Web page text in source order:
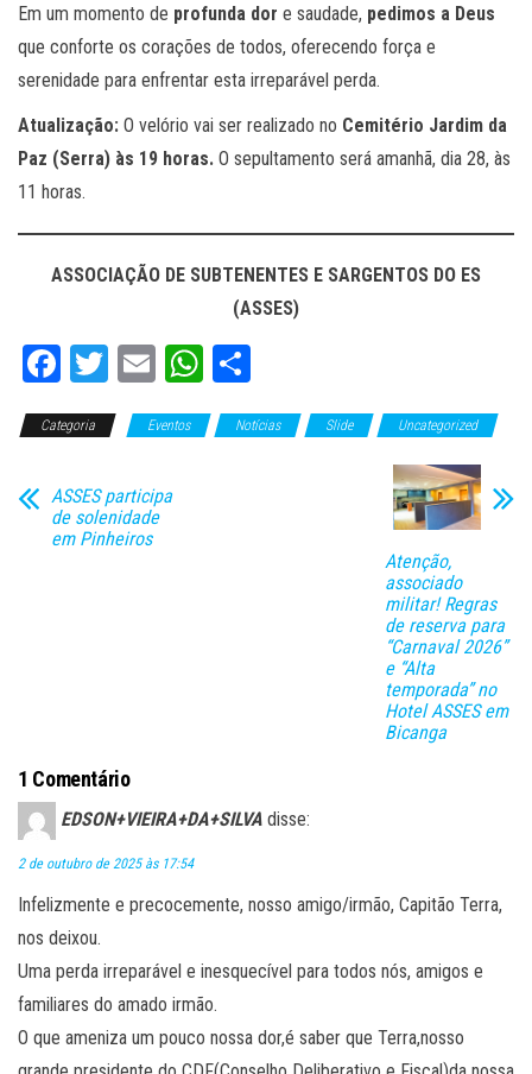
Em um momento de profunda dor e saudade, pedimos a Deus
que conforte os corações de todos, oferecendo força e
serenidade para enfrentar esta irreparável perda.
Atualização: O velório vai ser realizado no Cemitério Jardim da
Paz (Serra) às 19 horas. O sepultamento será amanhã, dia 28, às
11 horas.
ASSOCIAÇÃO DE SUBTENENTES E SARGENTOS DO ES
(ASSES)
Fa
bo
ok
T
tt
E
ail
W
ts m
Categoria Eventos Notícias Slide Uncategorized
ASSES participa
de solenidade
em Pinheiros
Atenção,
associado
militar! Regras
de reserva para
“Carnaval 2026”
e “Alta
temporada” no
Hotel ASSES em
Bicanga
1 Comentário
EDSON+VIEIRA+DA+SILVA disse:
2 de outubro de 2025 às 17:54
Infelizmente e precocemente, nosso amigo/irmão, Capitão Terra,
nos deixou.
Uma perda irreparável e inesquecível para todos nós, amigos e
familiares do amado irmão.
O que ameniza um pouco nossa dor,é saber que Terra,nosso